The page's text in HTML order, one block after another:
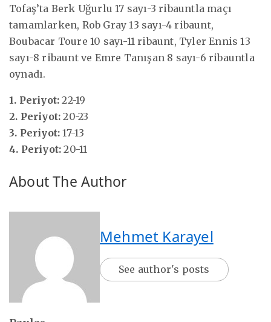
Tofaş’ta Berk Uğurlu 17 sayı-3 ribauntla maçı
tamamlarken, Rob Gray 13 sayı-4 ribaunt,
Boubacar Toure 10 sayı-11 ribaunt, Tyler Ennis 13
sayı-8 ribaunt ve Emre Tanışan 8 sayı-6 ribauntla
oynadı.
1. Periyot: 22-19
2. Periyot: 20-23
3. Periyot: 17-13
4. Periyot: 20-11
About The Author
Mehmet Karayel
See author's posts